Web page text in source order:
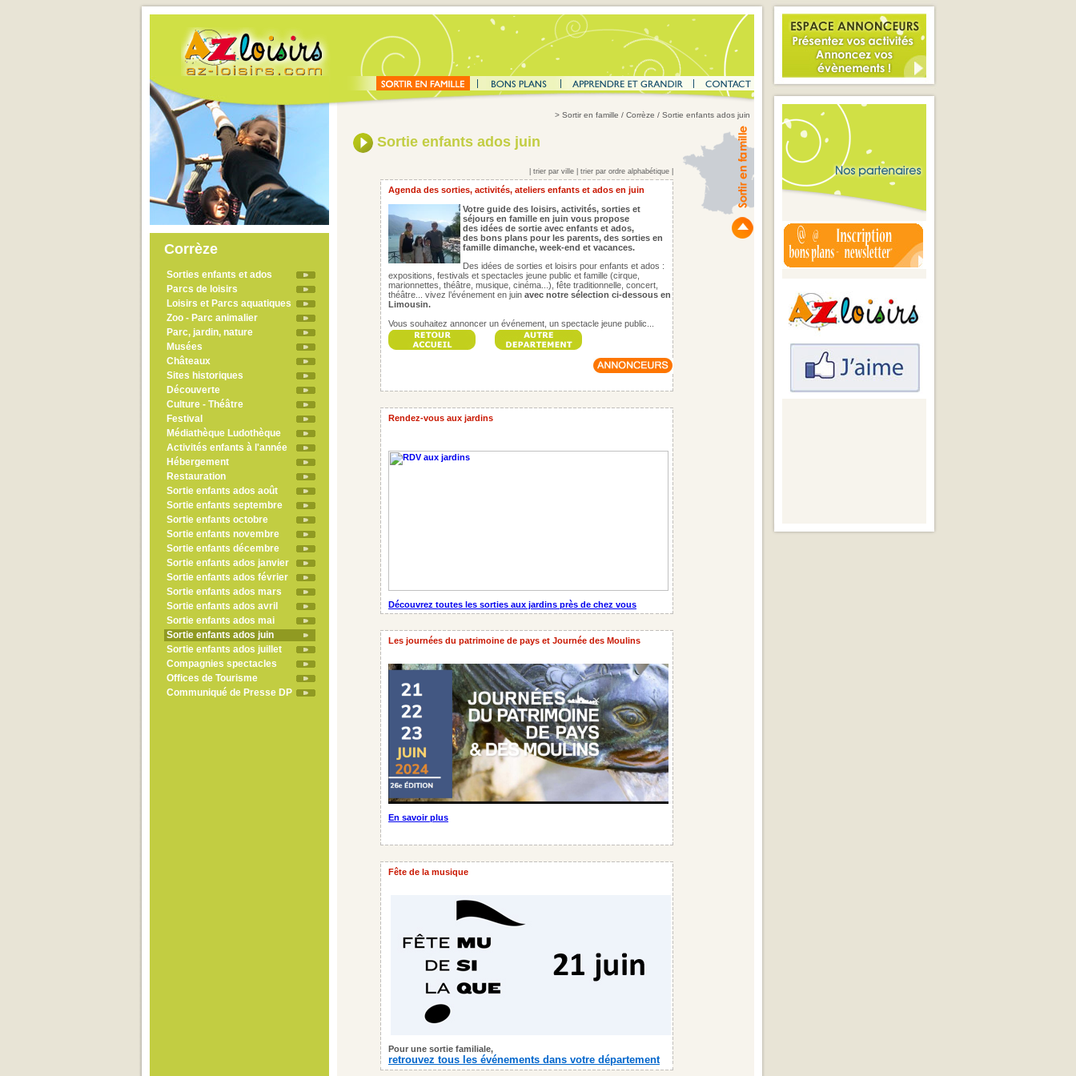
Corrèze
Sorties enfants et ados
Parcs de loisirs
Loisirs et Parcs aquatiques
Zoo - Parc animalier
Parc, jardin, nature
Musées
Châteaux
Sites historiques
Découverte
Culture - Théâtre
Festival
Médiathèque Ludothèque
Activités enfants à l'année
Hébergement
Restauration
Sortie enfants ados août
Sortie enfants septembre
Sortie enfants octobre
Sortie enfants novembre
Sortie enfants décembre
Sortie enfants ados janvier
Sortie enfants ados février
Sortie enfants ados mars
Sortie enfants ados avril
Sortie enfants ados mai
Sortie enfants ados juin
Sortie enfants ados juillet
Compagnies spectacles
Offices de Tourisme
Communiqué de Presse DP
> Sortir en famille / Corrèze / Sortie enfants ados juin
Sortie enfants ados juin
trier par ville trier par ordre alphabétique
Agenda des sorties, activités, ateliers enfants et ados en juin
Votre guide des loisirs, activités, sorties et
séjours en famille en juin vous propose
des idées de sortie avec enfants et ados,
des bons plans pour les parents, des sorties en
famille dimanche, week-end et vacances.
Des idées de sorties et loisirs pour enfants et ados :
expositions, festivals et spectacles jeune public et famille (cirque,
marionnettes, théâtre, musique, cinéma...), fête traditionnelle, concert,
théâtre... vivez l’événement en juin avec notre sélection ci-dessous en
Limousin.
Vous souhaitez annoncer un événement, un spectacle jeune public...
Rendez-vous aux jardins
Découvrez toutes les sorties aux jardins près de chez vous
Les journées du patrimoine de pays et Journée des Moulins
En savoir plus
Fête de la musique
Pour une sortie familiale,
retrouvez tous les événements dans votre département